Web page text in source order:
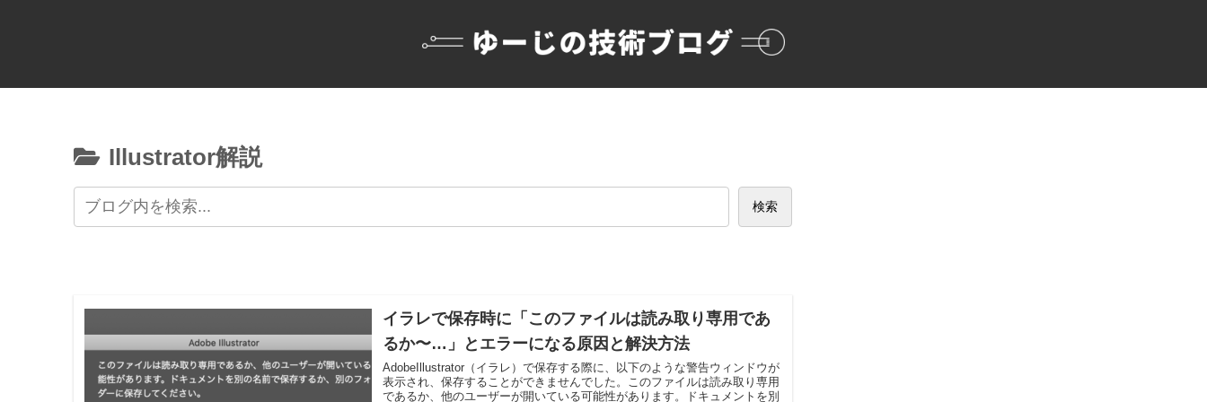
Illustrator解説
検索
イラレで保存時に「このファイルは読み取り専用であ
るか〜…」とエラーになる原因と解決方法
AdobeIllustrator（イラレ）で保存する際に、以下のような警告ウィンドウが
表示され、保存することができませんでした。このファイルは読み取り専用
であるか、他のユーザーが開いている可能性があります。ドキュメントを別